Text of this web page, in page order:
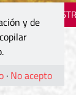
y de
· No acepto